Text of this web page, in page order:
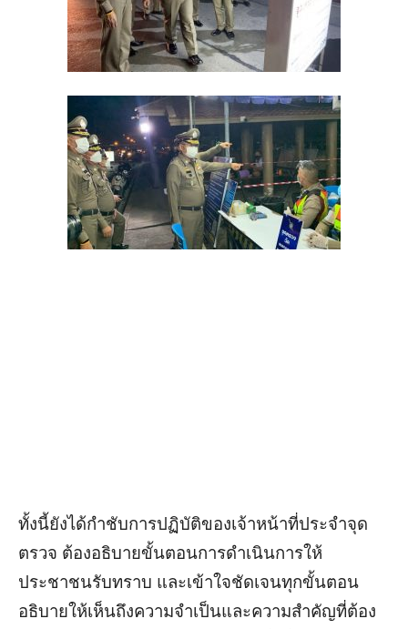
ทั้งนี้ยังได้กำชับการปฏิบัติของเจ้าหน้าที่ประจำจุด
ตรวจ ต้องอธิบายขั้นตอนการดำเนินการให้
ประชาชนรับทราบ และเข้าใจชัดเจนทุกขั้นตอน
อธิบายให้เห็นถึงความจำเป็นและความสำคัญที่ต้อง